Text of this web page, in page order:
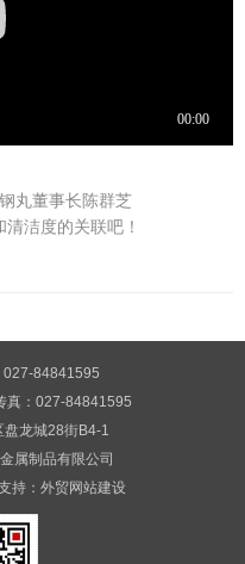
丸董事长陈群芝
洁度的关联吧！
027-84841595
真：027-84841595
盘龙城28街B4-1
属制品有限公司
持： 外贸网站建设